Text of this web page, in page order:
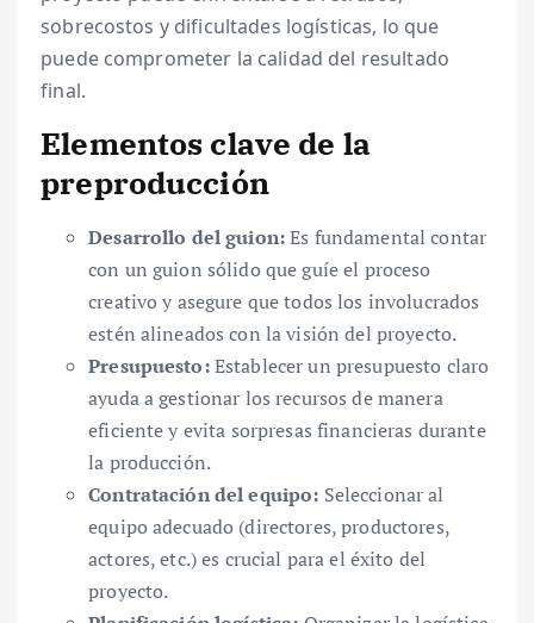
sobrecostos y dificultades logísticas, lo que
puede comprometer la calidad del resultado
final.
Elementos clave de la
preproducción
Desarrollo del guion:Es fundamental contar
con un guion sólido que guíe el proceso
creativo y asegure que todos los involucrados
estén alineados con la visión del proyecto.
Presupuesto:Establecer un presupuesto claro
ayuda a gestionar los recursos de manera
eficiente y evita sorpresas financieras durante
la producción.
Contratación del equipo: Seleccionar al
equipo adecuado (directores, productores,
actores, etc.) es crucial para el éxito del
proyecto.